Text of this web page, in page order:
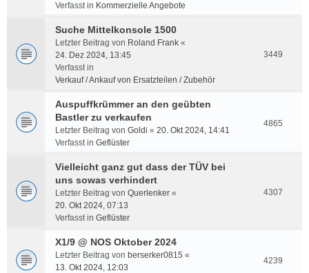
Verfasst in Kommerzielle Angebote
Suche Mittelkonsole 1500
Letzter Beitrag von Roland Frank «
24. Dez 2024, 13:45
Verfasst in
Verkauf / Ankauf von Ersatzteilen / Zubehör
3449
Auspuffkrümmer an den geübten
Bastler zu verkaufen
Letzter Beitrag von Goldi « 20. Okt 2024, 14:41
Verfasst in Geflüster
4865
Vielleicht ganz gut dass der TÜV bei
uns sowas verhindert
Letzter Beitrag von Querlenker «
20. Okt 2024, 07:13
Verfasst in Geflüster
4307
X1/9 @ NOS Oktober 2024
Letzter Beitrag von berserker0815 «
13. Okt 2024, 12:03
4239